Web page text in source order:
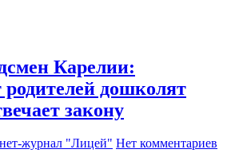
Карелии:
родителей дошколят
закону
журнал "Лицей" Нет комментариев